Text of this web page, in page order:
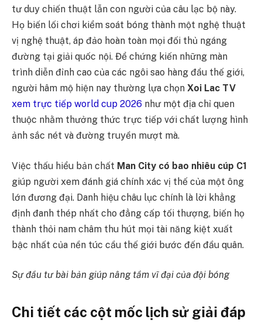
tư duy chiến thuật lẫn con người của câu lạc bộ này.
Họ biến lối chơi kiểm soát bóng thành một nghệ thuật
vị nghệ thuật, áp đảo hoàn toàn mọi đối thủ ngáng
đường tại giải quốc nội. Để chứng kiến những màn
trình diễn đỉnh cao của các ngôi sao hàng đầu thế giới,
người hâm mộ hiện nay thường lựa chọn Xoi Lac TV
xem trực tiếp world cup 2026 như một địa chỉ quen
thuộc nhằm thưởng thức trực tiếp với chất lượng hình
ảnh sắc nét và đường truyền mượt mà.
Việc thấu hiểu bản chất Man City có bao nhiêu cúp C1
giúp người xem đánh giá chính xác vị thế của một ông
lớn đương đại. Danh hiệu châu lục chính là lời khẳng
định đanh thép nhất cho đẳng cấp tối thượng, biến họ
thành thỏi nam châm thu hút mọi tài năng kiệt xuất
bậc nhất của nền túc cầu thế giới bước đến đầu quân.
Sự đầu tư bài bản giúp nâng tầm vĩ đại của đội bóng
Chi tiết các cột mốc lịch sử giải đáp